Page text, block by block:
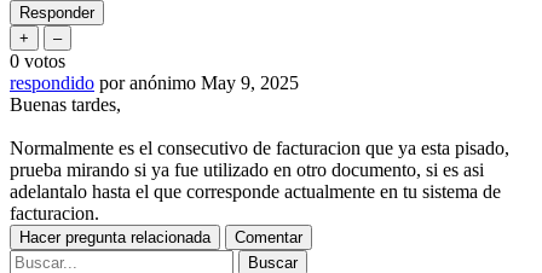
0 votos
respondido poranónimo May 9, 2025
Buenas tardes,
Normalmente es el consecutivo de facturacion que ya esta pisado,
prueba mirando si ya fue utilizado en otro documento, si es asi
adelantalo hasta el que corresponde actualmente en tu sistema de
facturacion.